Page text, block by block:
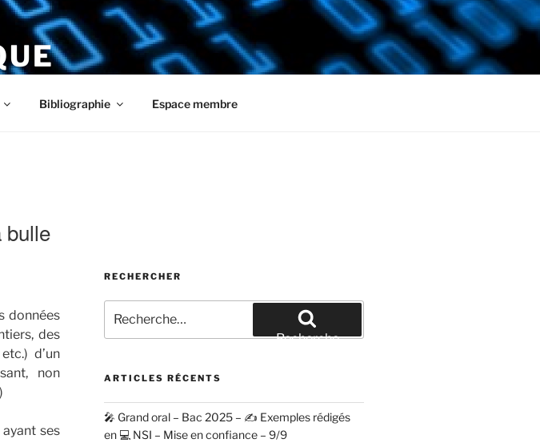
Bibliographie Espace membre
bulle
données
des
d’un
non
ses
RECHERCHER
pour
:
Recherche
ARTICLES RÉCENTS
🎤 Grand oral – Bac 2025 – ✍️ Exemples rédigés
en 💻 NSI – Mise en confiance – 9/9